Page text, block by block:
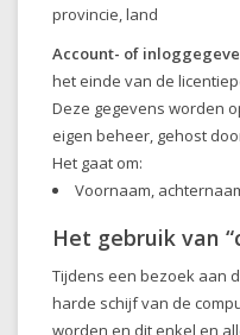
provincie, land
Account- of
het einde van de
Deze gegevens worden
eigen beheer, gehost
Het gaat om:
Voornaam,
Het gebruik van
Tijdens een bezoek aan
harde schijf van de
worden en dit enkel en